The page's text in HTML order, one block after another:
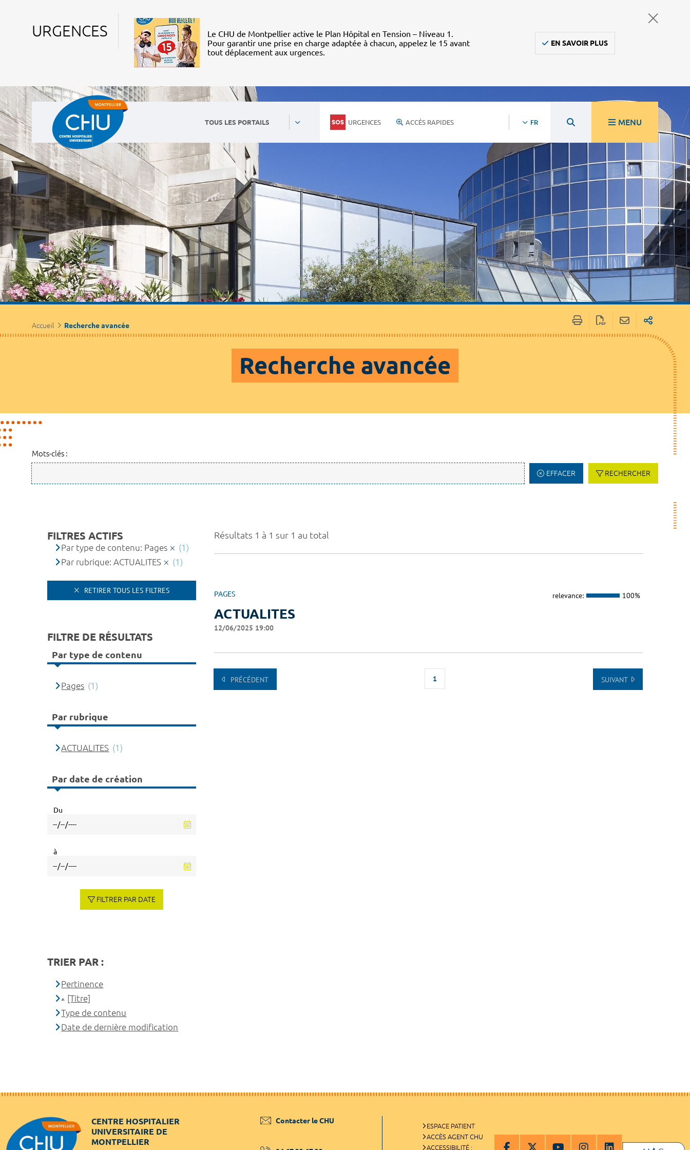
URGENCES
Le CHU de Montpellier active le Plan Hôpital en Tension – Niveau 1.
Pour garantir une prise en charge adaptée à chacun, appelez le 15 avant
tout déplacement aux urgences.
EN SAVOIR PLUS
TOUS LES PORTAILS URGENCES ACCÈS RAPIDES FR MENU
Accueil Recherche avancée
Recherche avancée
Mots-clés :
EFFACER RECHERCHER
Résultats 1 à 1 sur 1 au total
PAGES relevance: 100%
ACTUALITES
12/06/2025 19:00
PRÉCÉDENT 1 SUIVANT
FILTRES ACTIFS
Par type de contenu: Pages
(1)
Par rubrique: ACTUALITES
(1)
RETIRER TOUS LES FILTRES
FILTRE DE RÉSULTATS
Par type de contenu
Pages (1)
Par rubrique
ACTUALITES (1)
Par date de création
Du
à
FILTRER PAR DATE
TRIER PAR :
Pertinence
[Titre]
Type de contenu
Date de dernière modification
CENTRE HOSPITALIER
UNIVERSITAIRE DE
MONTPELLIER
Contacter le CHU
ESPACE PATIENT
ACCÈS AGENT CHU
ACCESSIBILITÉ :